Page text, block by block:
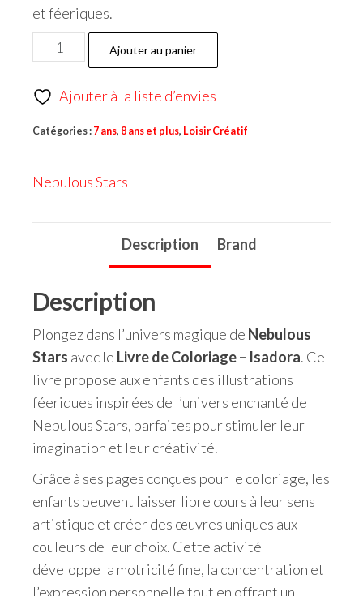
et féeriques.
Ajouter au panier
Ajouter à la liste d’envies
Catégories : 7 ans, 8 ans et plus, Loisir Créatif
Nebulous Stars
Description Brand
Description
Plongez dans l’univers magique de Nebulous
Stars avec le Livre de Coloriage – Isadora. Ce
livre propose aux enfants des illustrations
féeriques inspirées de l’univers enchanté de
Nebulous Stars, parfaites pour stimuler leur
imagination et leur créativité.
Grâce à ses pages conçues pour le coloriage, les
enfants peuvent laisser libre cours à leur sens
artistique et créer des œuvres uniques aux
couleurs de leur choix. Cette activité
développe la motricité fine, la concentration et
l’expression personnelle tout en offrant un